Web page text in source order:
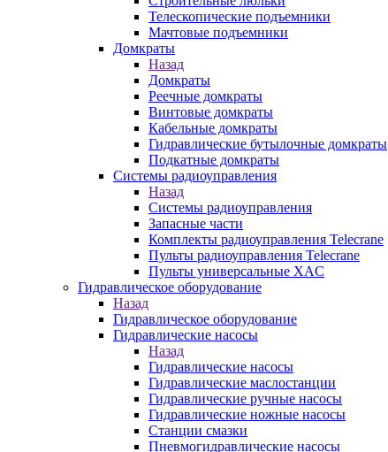
Телескопические подъемники
Мачтовые подъемники
Домкраты
Назад
Домкраты
Реечные домкраты
Винтовые домкраты
Кабельные домкраты
Гидравлические бутылочные домкраты
Подкатные домкраты
Системы радиоуправления
Назад
Системы радиоуправления
Запасные части
Комплекты радиоуправления Telecrane
Пульты радиоуправления Telecrane
Пульты универсальные XAC
Гидравлическое оборудование
Назад
Гидравлическое оборудование
Гидравлические насосы
Назад
Гидравлические насосы
Гидравлические маслостанции
Гидравлические ручные насосы
Гидравлические ножные насосы
Станции смазки
Пневмогидравлические насосы